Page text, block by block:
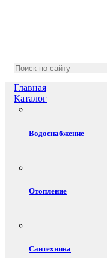
Главная
Каталог
Водоснабжение
Отопление
Сантехника